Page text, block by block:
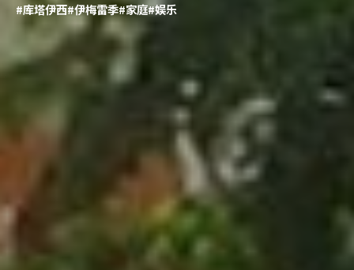
#库塔伊西#伊梅雷季#家庭#娱乐